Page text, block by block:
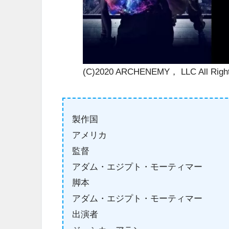
(C)2020 ARCHENEMY， LLC All
製作国
アメリカ
監督
アダム・エジプト・モーティマー
脚本
アダム・エジプト・モーティマー
出演者